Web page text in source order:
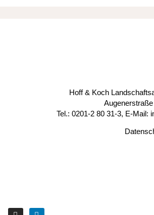
Hoff & Koch
Tel.: 0201-2 80 31-3, E-Mail: